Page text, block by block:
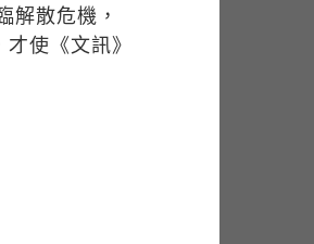
解散危機，
使《文訊》